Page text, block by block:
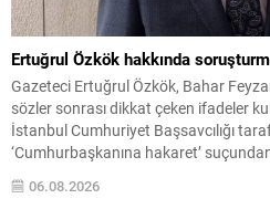
Ertuğrul Özkök hakkında
Gazeteci Ertuğrul Özkök, Bahar
sözler sonrası dikkat çeken ifadeler
İstanbul Cumhuriyet Başsavcılığı
‘Cumhurbaşkanına hakaret’
Özkök, hakkındaki soruşturma
Adalet Sarayı’na giderek savcılığa
06.08.2026